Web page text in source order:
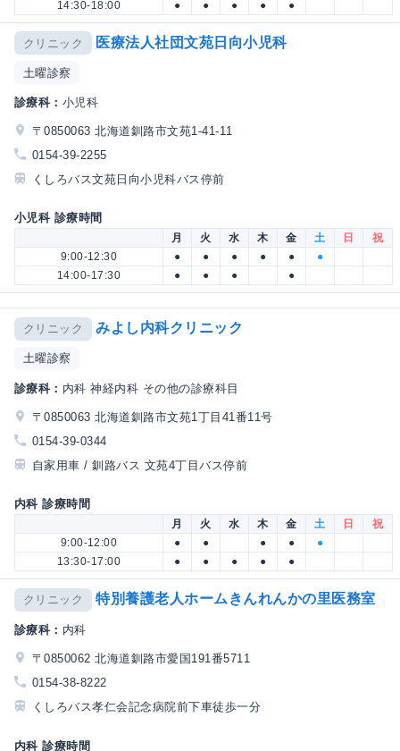
14:30-18:00 ● ● ● ● ●
クリニック 医療法人社団文苑日向小児科
土曜診察
診療科： 小児科
〒0850063 北海道釧路市文苑1-41-11
0154-39-2255
くしろバス文苑日向小児科バス停前
小児科 診療時間
月 火 水 木 金 土 日
祝
9:00-12:30
● ● ● ● ●
●
14:00-17:30
● ● ● ●
クリニック みよし内科クリニック
土曜診察
診療科： 内科 神経内科 その他の診療科目
〒0850063 北海道釧路市文苑1丁目41番11号
0154-39-0344
自家用車 / 釧路バス 文苑4丁目バス停前
内科 診療時間
月 火 水 木 金 土 日
祝
9:00-12:00
● ● ● ●
●
13:30-17:00
● ● ● ● ●
クリニック 特別養護老人ホームきんれんかの里医務室
診療科： 内科
〒0850062 北海道釧路市愛国191番5711
0154-38-8222
くしろバス孝仁会記念病院前下車徒歩一分
内科 診療時間